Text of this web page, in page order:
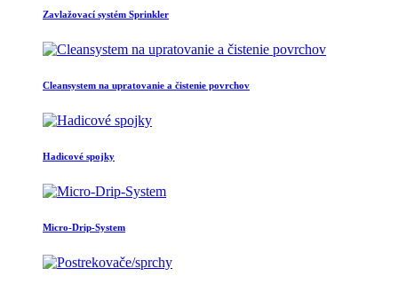
Zavlažovací systém Sprinkler
Cleansystem na upratovanie a čistenie povrchov
Hadicové spojky
Micro-Drip-System